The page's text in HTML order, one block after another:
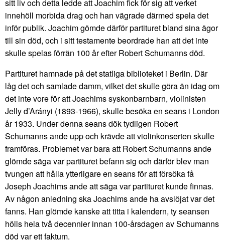
sitt liv och detta ledde att Joachim fick för sig att verket
innehöll morbida drag och han vägrade därmed spela det
inför publik. Joachim gömde därför partituret bland sina ägor
till sin död, och i sitt testamente beordrade han att det inte
skulle spelas förrän 100 år efter Robert Schumanns död.
Partituret hamnade på det statliga biblioteket i Berlin. Där
låg det och samlade damm, vilket det skulle göra än idag om
det inte vore för att Joachims syskonbarnbarn, violinisten
Jelly d’Arányi (1893-1966), skulle besöka en seans i London
år 1933. Under denna seans dök tydligen Robert
Schumanns ande upp och krävde att violinkonserten skulle
framföras. Problemet var bara att Robert Schumanns ande
glömde säga var partituret befann sig och därför blev man
tvungen att hålla ytterligare en seans för att försöka få
Joseph Joachims ande att säga var partituret kunde finnas.
Av någon anledning ska Joachims ande ha avslöjat var det
fanns. Han glömde kanske att titta i kalendern, ty seansen
hölls hela två decennier innan 100-årsdagen av Schumanns
död var ett faktum.